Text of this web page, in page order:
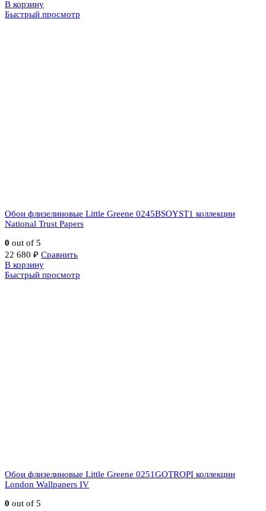
В корзину
Быстрый просмотр
Обои флизелиновые Little Greene 0245BSOYST1 коллекции
National Trust Papers
0 out of 5
22 680 ₽ Сравнить
В корзину
Быстрый просмотр
Обои флизелиновые Little Greene 0251GOTROPI коллекции
London Wallpapers IV
0 out of 5